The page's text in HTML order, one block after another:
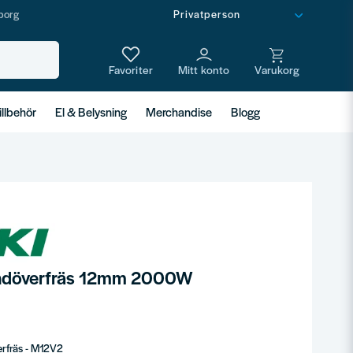
El & Belysning Merchandise Blogg
12mm 2000W
- M12V2